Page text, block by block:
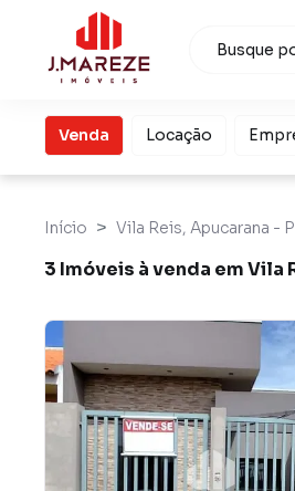
Venda Locação
Início Vila Reis, Apucarana -
3 Imóveis à venda em Vila